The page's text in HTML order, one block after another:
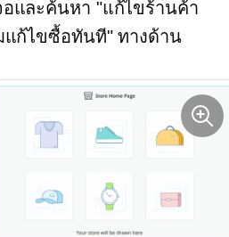
และค้นหา "แก้ไขร้านค้า
แก้ไขซื้อทันที" ทางด้าน